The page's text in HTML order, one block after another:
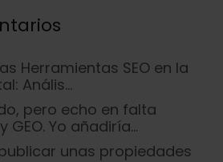
Herramientas SEO en la
Anális...
pero echo en falta
GEO. Yo añadiría...
unas propiedades